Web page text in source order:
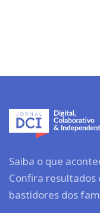
Saiba o que
Confira resultados
bastidores dos